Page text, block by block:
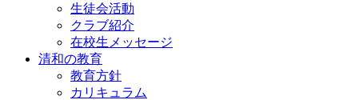
生徒会活動
クラブ紹介
在校生メッセージ
清和の教育
教育方針
カリキュラム